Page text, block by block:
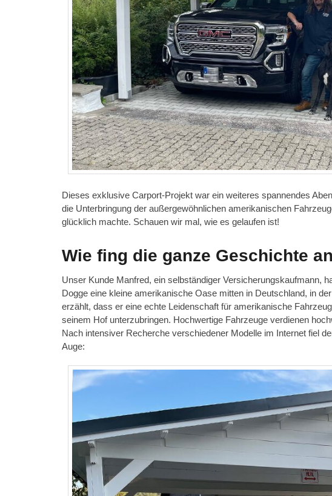
Dieses exklusive Carport-Projekt war ein weiteres spannendes
die Unterbringung der außergewöhnlichen amerikanischen
glücklich machte. Schauen wir mal, wie es gelaufen ist!
Wie fing die ganze Geschichte
Unser Kunde Manfred, ein selbständiger Versicherungskaufmann,
Dogge eine kleine amerikanische Oase mitten in Deutschland, in
erzählt, dass er eine echte Leidenschaft für amerikanische
seinem Hof unterzubringen. Hochwertige Fahrzeuge verdienen
Nach intensiver Recherche verschiedener Modelle im Internet fiel
Auge: